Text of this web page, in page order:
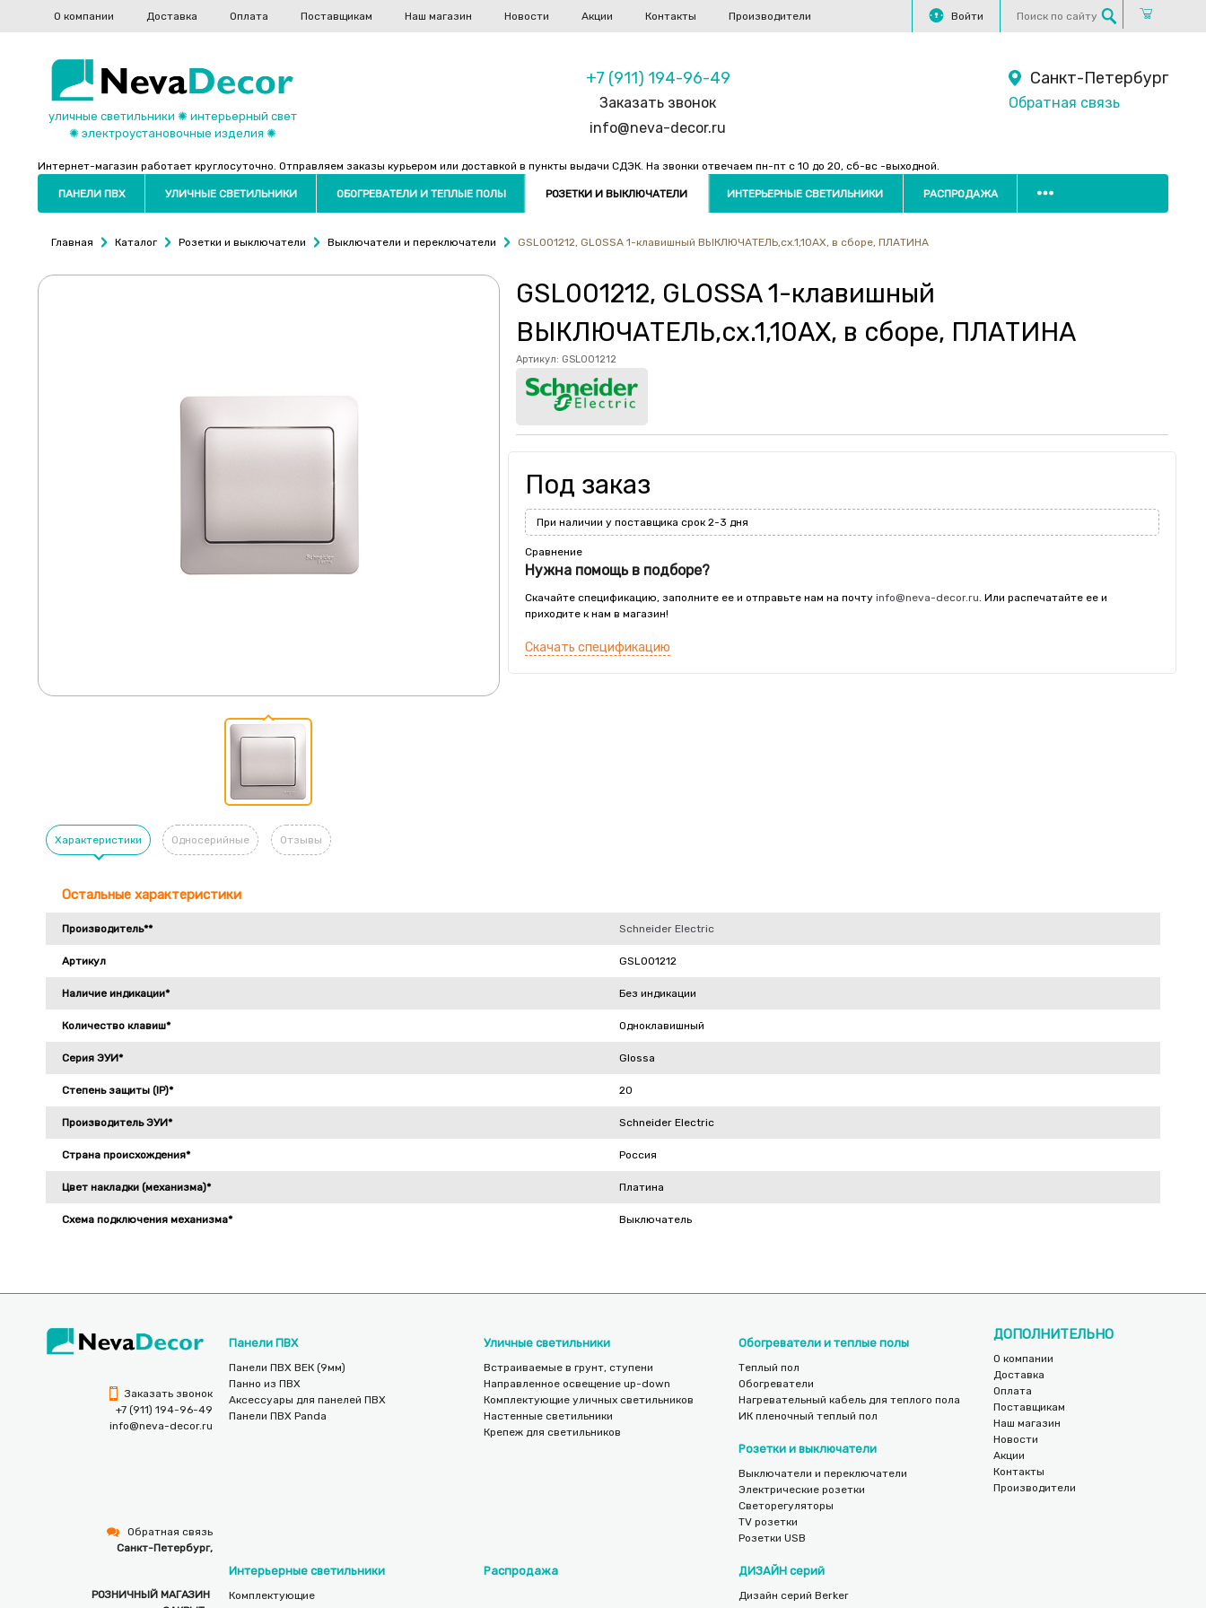
Войти
О компании Доставка Оплата Поставщикам Наш магазин Новости Акции Контакты Производители
уличные светильники ✺ интерьерный свет
✺ электроустановочные изделия ✺
+7 (911) 194-96-49
Заказать звонок
info@neva-decor.ru
Санкт-Петербург
Обратная связь
Интернет-магазин работает круглосуточно. Отправляем заказы курьером или доставкой в пункты выдачи СДЭК. На звонки отвечаем пн-пт с 10 до 20, сб-вс -выходной.
ПАНЕЛИ ПВХ УЛИЧНЫЕ СВЕТИЛЬНИКИ ОБОГРЕВАТЕЛИ И ТЕПЛЫЕ ПОЛЫ РОЗЕТКИ И ВЫКЛЮЧАТЕЛИ ИНТЕРЬЕРНЫЕ СВЕТИЛЬНИКИ РАСПРОДАЖА
Главная Каталог Розетки и выключатели Выключатели и переключатели GSL001212, GLOSSA 1-клавишный ВЫКЛЮЧАТЕЛЬ,сх.1,10AX, в сборе, ПЛАТИНА
GSL001212, GLOSSA 1-клавишный
ВЫКЛЮЧАТЕЛЬ,сх.1,10AX, в сборе, ПЛАТИНА
Артикул: GSL001212
Под заказ
При наличии у поставщика срок 2-3 дня
Сравнение
Нужна помощь в подборе?
Скачайте спецификацию, заполните ее и отправьте нам на почту info@neva-decor.ru . Или распечатайте ее и
приходите к нам в магазин!
Скачать спецификацию
Характеристики Односерийные Отзывы
Остальные характеристики
Производитель** Schneider Electric
Артикул GSL001212
Наличие индикации* Без индикации
Количество клавиш* Одноклавишный
Серия ЭУИ* Glossa
Степень защиты (IP)* 20
Производитель ЭУИ* Schneider Electric
Страна происхождения* Россия
Цвет накладки (механизма)* Платина
Схема подключения механизма* Выключатель
Заказать звонок
+7 (911) 194-96-49
info@neva-decor.ru
Обратная связь
Санкт-Петербург,
РОЗНИЧНЫЙ МАГАЗИН
Панели ПВХ
Панели ПВХ ВЕК (9мм)
Панно из ПВХ
Аксессуары для панелей ПВХ
Панели ПВХ Panda
Уличные светильники
Встраиваемые в грунт, ступени
Направленное освещение up-down
Комплектующие уличных светильников
Настенные светильники
Крепеж для светильников
Обогреватели и теплые полы
Теплый пол
Обогреватели
Нагревательный кабель для теплого пола
ИК пленочный теплый пол
Розетки и выключатели
Выключатели и переключатели
Электрические розетки
Светорегуляторы
TV розетки
Розетки USB
Интерьерные светильники
Комплектующие
Распродажа ДИЗАЙН серий
Дизайн серий Berker
ДОПОЛНИТЕЛЬНО
О компании
Доставка
Оплата
Поставщикам
Наш магазин
Новости
Акции
Контакты
Производители